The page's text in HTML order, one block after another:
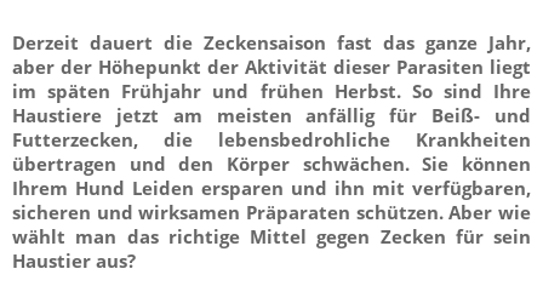
Derzeit dauert die Zeckensaison fast das ganze Jahr,
aber der Höhepunkt der Aktivität dieser Parasiten liegt
im späten Frühjahr und frühen Herbst. So sind Ihre
Haustiere jetzt am meisten anfällig für Beiß- und
Futterzecken, die lebensbedrohliche Krankheiten
übertragen und den Körper schwächen. Sie können
Ihrem Hund Leiden ersparen und ihn mit verfügbaren,
sicheren und wirksamen Präparaten schützen. Aber wie
wählt man das richtige Mittel gegen Zecken für sein
Haustier aus?